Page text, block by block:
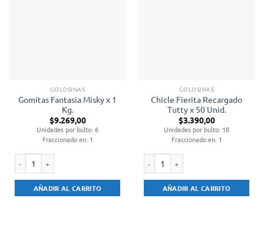
GOLOSINAS
Gomitas Fantasia Misky x 1
Kg.
$9.269,00
Unidades por bulto: 6
Fraccionado en: 1
AÑADIR AL CARRITO
GOLOSINAS
Chicle Fierita Recargado
Tutty x 50 Unid.
$3.390,00
Unidades por bulto: 18
Fraccionado en: 1
AÑADIR AL CARRITO